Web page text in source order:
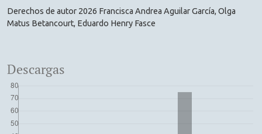
Derechos de autor 2026 Francisca Andrea Aguilar García, Olga
Matus Betancourt, Eduardo Henry Fasce
Descargas